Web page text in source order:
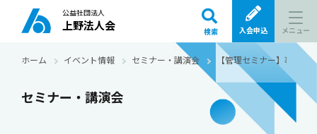
公益社団法人
上野法人会 検索 入会申込 メニュー
ホーム イベント情報 セミナー・講演会 【管理セミナー】事業継
セミナー・講演会